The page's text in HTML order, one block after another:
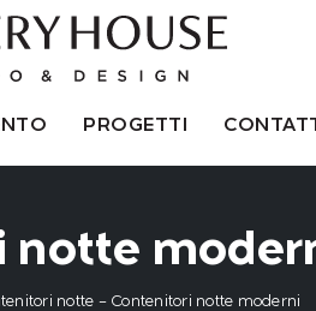
PROGETTI
notte
notte - Contenitori notte moderni